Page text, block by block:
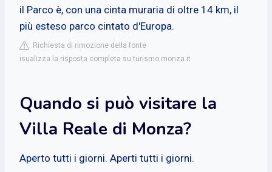
il Parco è, con una cinta muraria di oltre 14 km, il
più esteso parco cintato d'Europa.
Richiesta di rimozione della fonte
isualizza la risposta completa su turismo.monza.it
Quando si può visitare la
Villa Reale di Monza?
Aperto tutti i giorni. Aperti tutti i giorni.